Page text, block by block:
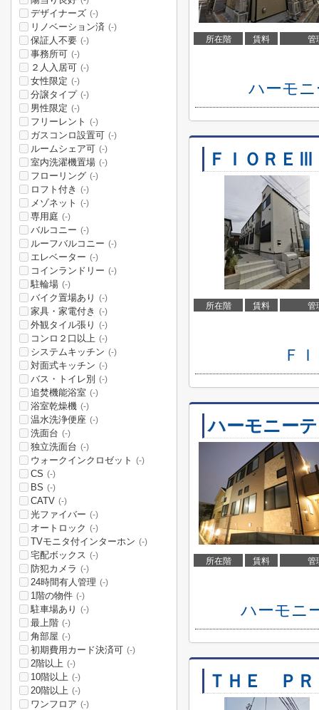
所在階 賃料 管
ハーモ
ＦＩＯＲＥⅢ
所在階 賃料 管
Ｆ
ハーモニー
所在階 賃料 管
ハーモニ
ＴＨＥ ＰＲ
デザイナーズ (-)
リノベーション済 (-)
保証人不要 (-)
事務所可 (-)
２人入居可 (-)
女性限定 (-)
分譲タイプ (-)
男性限定 (-)
フリーレント (-)
ガスコンロ設置可 (-)
ルームシェア可 (-)
室内洗濯機置場 (-)
フローリング (-)
ロフト付き (-)
メゾネット (-)
専用庭 (-)
バルコニー (-)
ルーフバルコニー (-)
エレベーター (-)
コインランドリー (-)
駐輪場 (-)
バイク置場あり (-)
家具・家電付き (-)
外観タイル張り (-)
コンロ２口以上 (-)
システムキッチン (-)
対面式キッチン (-)
バス・トイレ別 (-)
追焚機能浴室 (-)
浴室乾燥機 (-)
温水洗浄便座 (-)
洗面台 (-)
独立洗面台 (-)
ウォークインクロゼット (-)
CS (-)
BS (-)
CATV (-)
光ファイバー (-)
オートロック (-)
TVモニタ付インターホン (-)
宅配ボックス (-)
防犯カメラ (-)
24時間有人管理 (-)
1階の物件 (-)
駐車場あり (-)
最上階 (-)
角部屋 (-)
初期費用カード決済可 (-)
2階以上 (-)
10階以上 (-)
20階以上 (-)
ワンフロア (-)